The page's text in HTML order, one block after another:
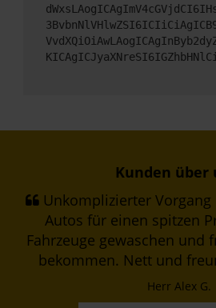
Kunden über
Unkomplizierter
Autos für einen spitzen
Fahrzeuge gewaschen und
bekommen. Nett und
Herr Alex G.